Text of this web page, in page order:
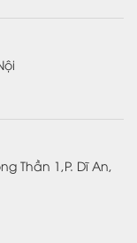
Thần 1,P. Dĩ An,